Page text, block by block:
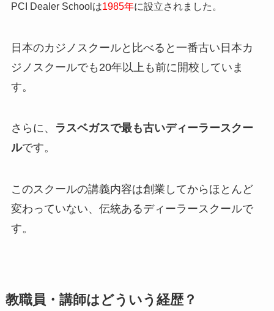
PCI Dealer Schoolは1985年に設立されました。
日本のカジノスクールと比べると一番古い日本カ
ジノスクールでも20年以上も前に開校していま
す。
さらに、
ラスベガスで最も古いディーラースクー
ルです。
このスクールの講義内容は創業してからほとんど
変わっていない、伝統あるディーラースクールで
す。
教職員・講師はどういう経歴？